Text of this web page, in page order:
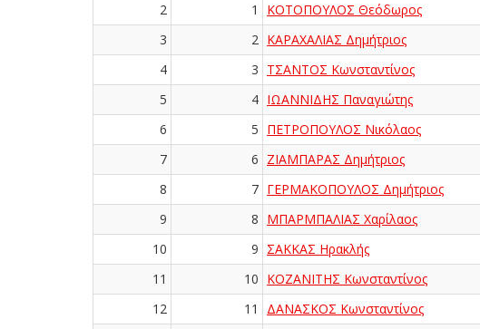
2
1 ΚΟΤΟΠΟΥΛΟΣ Θεόδωρος
3
2 ΚΑΡΑΧΑΛΙΑΣ Δημήτριος
4
3 ΤΣΑΝΤΟΣ Κωνσταντίνος
5
4 ΙΩΑΝΝΙΔΗΣ Παναγιώτης
6
5 ΠΕΤΡΟΠΟΥΛΟΣ Νικόλαος
7
6 ΖΙΑΜΠΑΡΑΣ Δημήτριος
8
7 ΓΕΡΜΑΚΟΠΟΥΛΟΣ Δημήτριος
9
8 ΜΠΑΡΜΠΑΛΙΑΣ Χαρίλαος
10
9 ΣΑΚΚΑΣ Ηρακλής
11
10 ΚΟΖΑΝΙΤΗΣ Κωνσταντίνος
12
11 ΔΑΝΑΣΚΟΣ Κωνσταντίνος